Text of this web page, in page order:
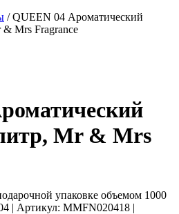
/QUEEN 04 Ароматический
Mrs Fragrance
Mr & Mrs
упаковке объемом 1000
| Артикул: MMFN020418 |